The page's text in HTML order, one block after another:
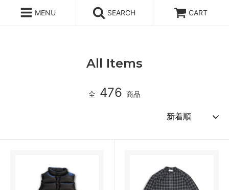
MENU SEARCH CART
All Items
全 476 商品